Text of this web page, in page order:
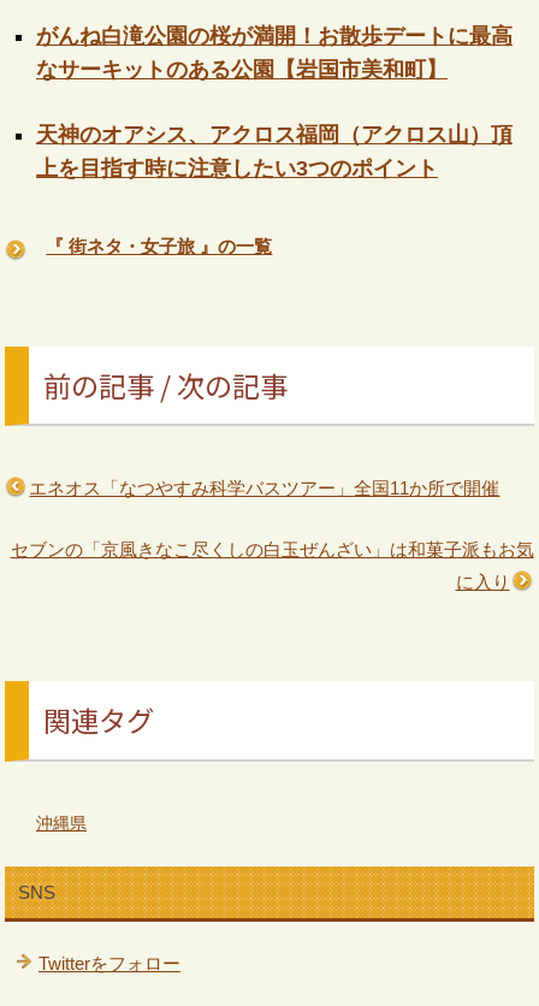
がんね白滝公園の桜が満開！お散歩デートに最高
なサーキットのある公園【岩国市美和町】
天神のオアシス、アクロス福岡（アクロス山）頂
上を目指す時に注意したい3つのポイント
『 街ネタ・女子旅 』の一覧
前の記事 / 次の記事
エネオス「なつやすみ科学バスツアー」全国11か所で開催
セブンの「京風きなこ尽くしの白玉ぜんざい」は和菓子派もお気
に入り
関連タグ
沖縄県
SNS
Twitterをフォロー